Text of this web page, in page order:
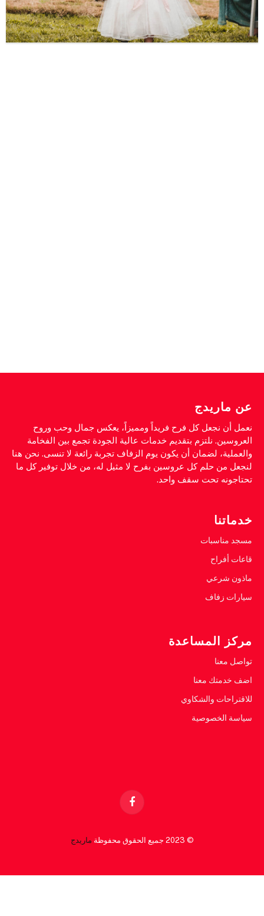
عن ماريدج
نعمل أن نجعل كل فرح فريداً ومميزاً، يعكس جمال وحب وروح
العروسين. نلتزم بتقديم خدمات عالية الجودة تجمع بين الفخامة
والعملية، لضمان أن يكون يوم الزفاف تجربة رائعة لا تنسى. نحن هنا
لنجعل من حلم كل عروسين بفرح لا مثيل له، من خلال توفير كل ما
تحتاجونه تحت سقف واحد.
خدماتنا
مسجد مناسبات
قاعات أفراح
ماذون شرعي
سيارات زفاف
مركز المساعدة
تواصل معنا
اضف خدمتك معنا
للاقتراحات والشكاوي
سياسة الخصوصية
Facebook
© 2023 جميع الحقوق محفوظة ماريدج